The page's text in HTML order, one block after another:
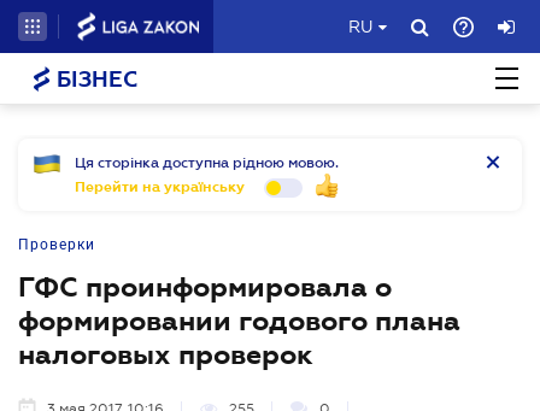
RU
БІЗНЕС
Ця сторінка доступна рідною мовою.
Перейти на українську
Проверки
ГФС проинформировала о
формировании годового плана
налоговых проверок